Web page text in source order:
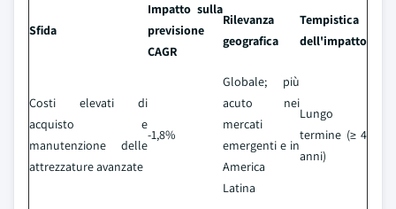
Sfida
Impatto sulla
previsione
CAGR
Rilevanza
geografica
Tempistica
dell'impatto
Costi elevati di
acquisto e
manutenzione delle
attrezzature avanzate
-1,8%
Globale; più
acuto nei
mercati
emergenti e in
America
Latina
Lungo
termine (≥ 4
anni)